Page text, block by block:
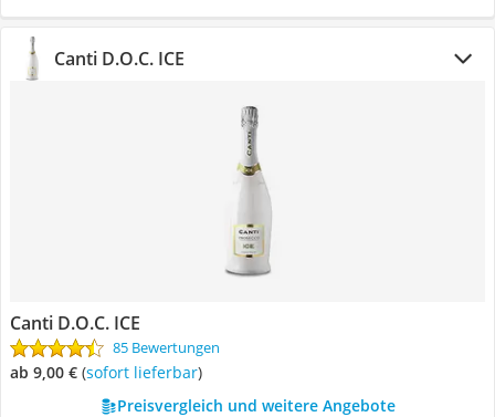
Canti D.O.C. ICE
Canti D.O.C. ICE
85 Bewertungen
ab 9,00 € ( Sofort lieferbar)
Preisvergleich und weitere Angebote